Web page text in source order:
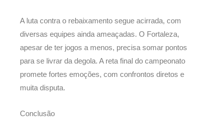
A luta contra o rebaixamento segue acirrada, com
diversas equipes ainda ameaçadas. O Fortaleza,
apesar de ter jogos a menos, precisa somar pontos
para se livrar da degola. A reta final do campeonato
promete fortes emoções, com confrontos diretos e
muita disputa.
Conclusão